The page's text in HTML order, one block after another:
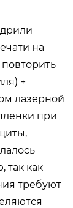
на
+
лазерной
при
так как
требуют